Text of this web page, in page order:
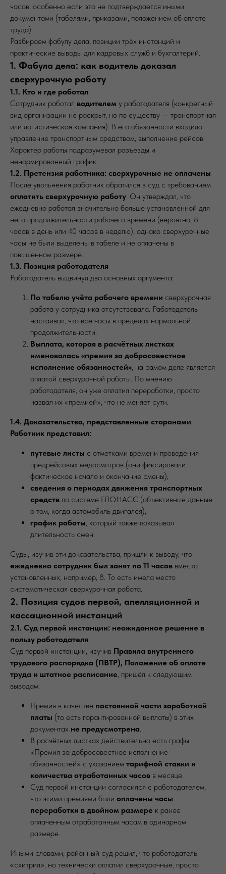
часов, особенно если это не подтверждается иными
документами (табелями, приказами, положением об оплате
труда).
Разбираем фабулу дела, позиции трёх инстанций и
практические выводы для кадровых служб и бухгалтерий.
1. Фабула дела: как водитель доказал
сверхурочную работу
1.1. Кто и где работал
Сотрудник работал водителем у работодателя (конкретный
вид организации не раскрыт, но по существу — транспортная
или логистическая компания). В его обязанности входило
управление транспортным средством, выполнение рейсов.
Характер работы подразумевал разъезды и
ненормированный график.
1.2. Претензия работника: сверхурочные не оплачены
После увольнения работник обратился в суд с требованием
оплатить сверхурочную работу. Он утверждал, что
ежедневно работал значительно больше установленной для
него продолжительности рабочего времени (вероятно, 8
часов в день или 40 часов в неделю), однако сверхурочные
часы не были выделены в табеле и не оплачены в
повышенном размере.
1.3. Позиция работодателя
Работодатель выдвинул два основных аргумента:
По табелю учёта рабочего времени сверхурочная
работа у сотрудника отсутствовала. Работодатель
настаивал, что все часы в пределах нормальной
продолжительности.
Выплата, которая в расчётных листках
именовалась «премия за добросовестное
исполнение обязанностей», на самом деле является
оплатой сверхурочной работы. По мнению
работодателя, он уже оплатил переработки, просто
назвал их «премией», что не меняет сути.
1.4. Доказательства, представленные сторонами
Работник представил:
путевые листы с отметками времени проведения
предрейсовых медосмотров (они фиксировали
фактическое начало и окончание смены);
сведения о периодах движения транспортных
средств по системе ГЛОНАСС (объективные данные
о том, когда автомобиль двигался);
график работы, который также показывал
длительность смен.
Суды, изучив эти доказательства, пришли к выводу, что
ежедневно сотрудник был занят по 11 часов вместо
установленных, например, 8. То есть имела место
систематическая сверхурочная работа.
2. Позиция судов первой, апелляционной и
кассационной инстанций
2.1. Суд первой инстанции: неожиданное решение в
пользу работодателя
Суд первой инстанции, изучив Правила внутреннего
трудового распорядка (ПВТР), Положение об оплате
труда и штатное расписание, пришёл к следующим
выводам:
Премия в качестве постоянной части заработной
платы (то есть гарантированной выплаты) в этих
документах не предусмотрена.
В расчётных листках действительно есть графы
«Премия за добросовестное исполнение
обязанностей» с указанием тарифной ставки и
количества отработанных часов в месяце.
Суд первой инстанции согласился с работодателем,
что этими премиями были оплачены часы
переработки в двойном размере к ранее
оплаченным отработанным часам в одинарном
размере.
Иными словами, районный суд решил, что работодатель
«схитрил», но технически оплатил сверхурочные, просто